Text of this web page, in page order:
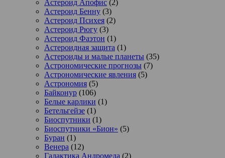
Астероид Апофис (2)
Астероид Бенну (3)
Астероид Психея (2)
Астероид Рюгу (3)
Астероид Фаэтон (1)
Астероидная защита (1)
Астероиды и малые планеты (35)
Астрономические прогнозы (7)
Астрономические явления (5)
Астрономия (5)
Байконур (106)
Белые карлики (1)
Бетельгейзе (1)
Биоспутники (1)
Биоспутники «Бион» (5)
Буран (1)
Венера (12)
Галактика Андромеда (2)